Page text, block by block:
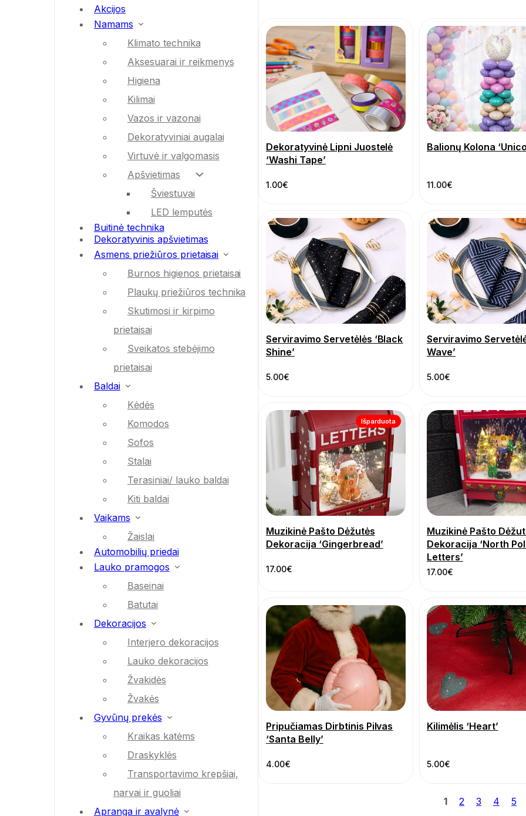
Akcijos
Namams
Klimato technika
Aksesuarai ir reikmenys
Higiena
Kilimai
Vazos ir vazonai
Dekoratyviniai augalai
Virtuvė ir valgomasis
Apšvietimas
Šviestuvai
LED lemputės
Buitinė technika
Dekoratyvinis apšvietimas
Asmens priežiūros prietaisai
Burnos higienos prietaisai
Plaukų priežiūros technika
Skutimosi ir kirpimo
prietaisai
Sveikatos stebėjimo
prietaisai
Baldai
Kėdės
Komodos
Sofos
Stalai
Terasiniai/ lauko baldai
Kiti baldai
Vaikams
Žaislai
Automobilių priedai
Lauko pramogos
Baseinai
Batutai
Dekoracijos
Interjero dekoracijos
Lauko dekoracijos
Žvakidės
Žvakės
Gyvūnų prekės
Kraikas katėms
Draskyklės
Transportavimo krepšiai,
narvai ir guoliai
Apranga ir avalynė
Dekoratyvinė Lipni Juostelė
‘Washi Tape’
1.00€
Balionų Kolona
11.00€
Serviravimo Servetėlės ‘Black
Shine’
5.00€
Serviravimo
Wave’
5.00€
Muzikinė Pašto Dėžutės
Dekoracija ‘Gingerbread’
17.00€
Išparduota
Muzikinė Pašto
Dekoracija ‘North
Letters’
17.00€
Pripučiamas Dirbtinis Pilvas
‘Santa Belly’
4.00€
Kilimėlis ‘Heart’
5.00€
1 2 3 4 5